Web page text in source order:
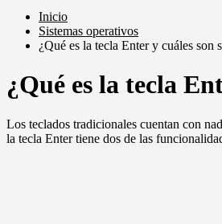
Inicio
Sistemas operativos
¿Qué es la tecla Enter y cuáles son
¿Qué es la tecla
Los teclados tradicionales cuentan con
la tecla Enter tiene dos de las